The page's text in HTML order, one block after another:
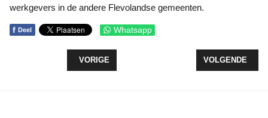
werkgevers in de andere Flevolandse gemeenten.
f Deel Whatsapp
VORIG ARTIKEL: INLOOPAVONDEN PROJECT
VORIGE VOLGENDE
VOLGENDE